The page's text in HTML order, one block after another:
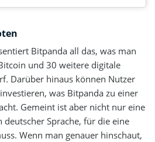
Bitpanda all das, was man
und 30 weitere digitale
Darüber hinaus können Nutzer
was Bitpanda zu einer
Gemeint ist aber nicht nur eine
Sprache, für die eine
Wenn man genauer hinschaut,